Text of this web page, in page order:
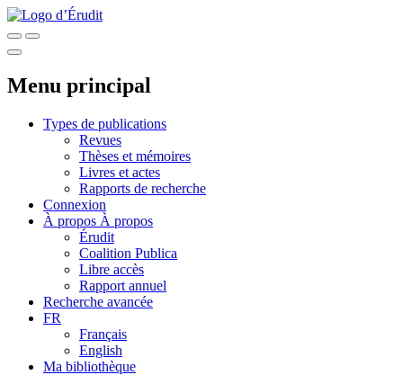
Menu principal
Types de publications
Revues
Thèses et mémoires
Livres et actes
Rapports de recherche
Connexion
À propos À propos
Érudit
Coalition Publica
Libre accès
Rapport annuel
Recherche avancée
FR
Français
English
Ma bibliothèque